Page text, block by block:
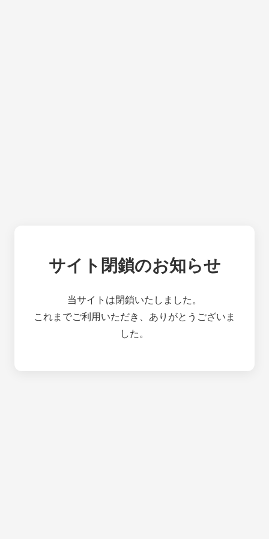
サイト閉鎖のお知らせ
当サイトは閉鎖いたしました。
これまでご利用いただき、ありがとうございま
した。